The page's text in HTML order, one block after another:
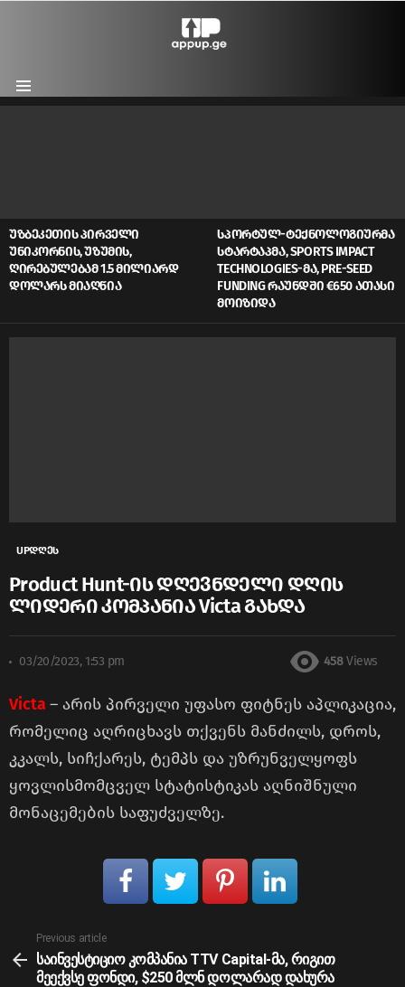
Menu
ᲣᲖᲑᲔᲙᲔᲗᲘᲡ ᲞᲘᲠᲕᲔᲚᲘ
ᲣᲜᲘᲙᲝᲠᲜᲘᲡ, ᲣᲖᲣᲛᲘᲡ,
ᲦᲘᲠᲔᲑᲣᲚᲔᲑᲐᲛ 1.5 ᲛᲘᲚᲘᲐᲠᲓ
ᲓᲝᲚᲐᲠᲡ ᲛᲘᲐᲦᲬᲘᲐ
ᲡᲞᲝᲠᲢᲣᲚ-ᲢᲔᲥᲜᲝᲚᲝᲒᲘᲣᲠᲛᲐ
ᲡᲢᲐᲠᲢᲐᲞᲛᲐ, SPORTS IMPACT
TECHNOLOGIES-ᲛᲐ, PRE-SEED
FUNDING ᲠᲐᲣᲜᲓᲨᲘ €650 ᲐᲗᲐᲡᲘ
ᲛᲝᲘᲖᲘᲓᲐ
UPდღეს
Product Hunt-ის დღევნდელი დღის
ლიდერი კომპანია Victa გახდა
03/20/2023, 1:53 pm 458 Views
Victa– არის პირველი უფასო ფიტნეს აპლიკაცია,
რომელიც აღრიცხავს თქვენს მანძილს, დროს,
კკალს, სიჩქარეს, ტემპს და უზრუნველყოფს
ყოვლისმომცველ სტატისტიკას აღნიშნული
მონაცემების საფუძველზე.
more
Previous article
საინვესტიციო კომპანია TTV Capital-მა, რიგით
მეექვსე ფონდი, $250 მლნ დოლარად დახურა